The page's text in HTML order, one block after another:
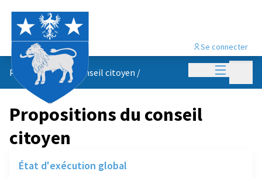
Menu
Se connecter
Propositions du conseil citoyen /
Propositions du conseil
citoyen
État d'exécution global